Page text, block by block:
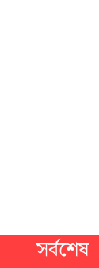
সর্বশেষ